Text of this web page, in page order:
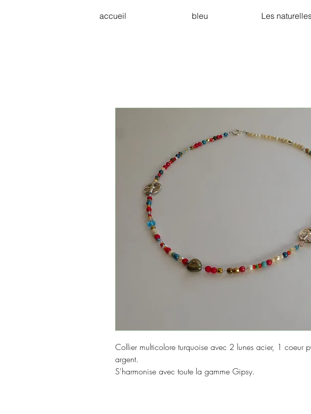
accueil bleu Les
Collier multicolore turquoise avec 2 lunes acier, 1 coeur
argent.
S'harmonise avec toute la gamme Gipsy.